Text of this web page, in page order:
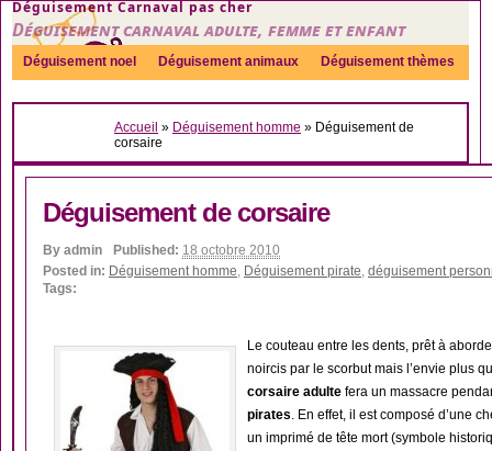
Déguisement Carnaval pas cher
Déguisement carnaval adulte, femme et enfant
Déguisement noel Déguisement animaux Déguisement thèmes
Sexy Déguisement couple Déguisements par genre Idées
Accueil » Déguisement homme » Déguisement de
corsaire
Déguisement de corsaire
By admin Published: 18 octobre 2010
Posted in: Déguisement homme, Déguisement pirate, déguisement
Tags:
Le couteau entre les dents, prêt à
noircis par le scorbut mais l’envie plus
corsaire adulte fera un massacre
pirates. En effet, il est composé d’une
un imprimé de tête mort (symbole